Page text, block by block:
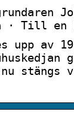
· Till en
upp av
stängs